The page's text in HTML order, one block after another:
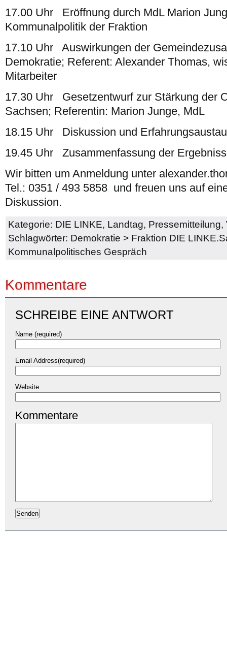
17.00 Uhr Eröffnung durch MdL Marion
Kommunalpolitik der Fraktion
17.10 Uhr Auswirkungen der
Demokratie; Referent: Alexander Thomas,
Mitarbeiter
17.30 Uhr Gesetzentwurf zur Stärkung der
Sachsen; Referentin: Marion Junge, MdL
18.15 Uhr Diskussion und
19.45 Uhr Zusammenfassung der
Wir bitten um Anmeldung unter
Tel.: 0351 / 493 5858 und freuen uns auf
Diskussion.
Kategorie: DIE LINKE, Landtag, Pressemitteilung,
Schlagwörter: Demokratie > Fraktion DIE
Kommunalpolitisches Gespräch
Kommentare
SCHREIBE EINE ANTWORT
Name (required)
Email Address(required)
Website
Kommentare